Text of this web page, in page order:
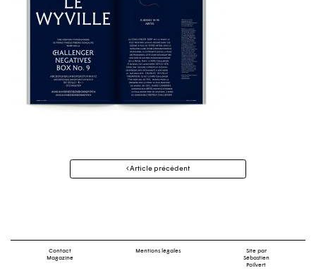
Navigation
Article précédent
Contact
Magazine
Mentions légales
Site par
Sébastien
Poilvert